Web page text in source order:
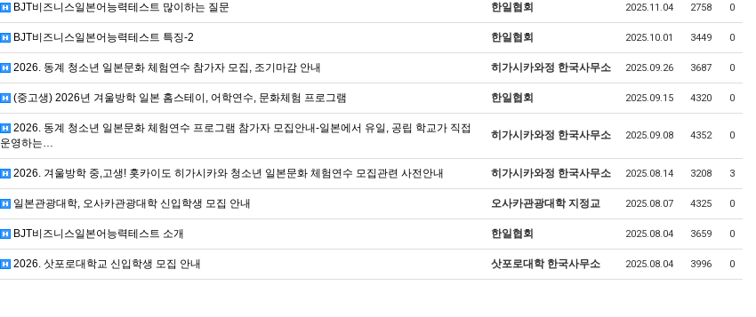
BJT비즈니스일본어능력테스트 많이하는 질문 한일협회 2025.11.04 2758 0
BJT비즈니스일본어능력테스트 특징-2 한일협회 2025.10.01 3449 0
2026. 동계 청소년 일본문화 체험연수 참가자 모집, 조기마감 안내 히가시카와정 한국사무소 2025.09.26 3687 0
(중고생) 2026년 겨울방학 일본 홈스테이, 어학연수, 문화체험 프로그램 한일협회 2025.09.15 4320 0
2026. 동계 청소년 일본문화 체험연수 프로그램 참가자 모집안내-일본에서 유일, 공립 학교가 직접
운영하는…
히가시카와정 한국사무소 2025.09.08 4352 0
2026. 겨울방학 중,고생! 홋카이도 히가시카와 청소년 일본문화 체험연수 모집관련 사전안내 히가시카와정 한국사무소 2025.08.14 3208 3
일본관광대학, 오사카관광대학 신입학생 모집 안내 오사카관광대학 지정교 2025.08.07 4325 0
BJT비즈니스일본어능력테스트 소개 한일협회 2025.08.04 3659 0
2026. 삿포로대학교 신입학생 모집 안내 삿포로대학 한국사무소 2025.08.04 3996 0